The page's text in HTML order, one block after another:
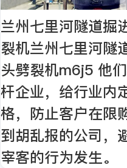
兰州七里河隧道掘
裂机兰州七里河隧
头劈裂机m6j5 他
杆企业，给行业内
格，防止客户在限
到胡乱报的公司，
宰客的行为发生。